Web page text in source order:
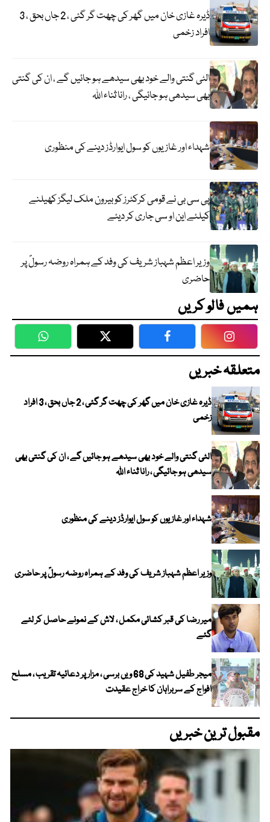
ڈیرہ غازی خان میں گھر کی چھت گر گئی ، 2 جاں بحق ، 3
افراد زخمی
الٹی گنتی والے خود بھی سیدھے ہو جائیں گے ، ان کی گنتی
بھی سیدھی ہو جائیگی ، رانا ثناء اللہ
شہداء اور غازیوں کو سول ایوارڈز دینے کی منظوری
پی سی بی نے قومی کرکٹرز کو بیرون ملک لیگز کھیلنے
کیلئے این او سی جاری کر دیئے
وزیر اعظم شہباز شریف کی وفد کے ہمراہ روضہ رسولؐ پر
حاضری
ہمیں فالو کریں
WhatsApp Twitter Facebook
متعلقہ خبریں
ڈیرہ غازی خان میں گھر کی چھت گر گئی ، 2 جاں بحق ، 3 افراد
زخمی
الٹی گنتی والے خود بھی سیدھے ہو جائیں گے ، ان کی گنتی بھی
سیدھی ہو جائیگی ، رانا ثناء اللہ
شہداء اور غازیوں کو سول ایوارڈز دینے کی منظوری
وزیر اعظم شہباز شریف کی وفد کے ہمراہ روضہ رسولؐ پر حاضری
میر رضا کی قبر کشائی مکمل ، لاش کے نمونے حاصل کر لئے
گئے
میجر طفیل شہید کی 68 ویں برسی ، مزار پر دعائیہ تقریب ، مسلح
افواج کے سربراہان کا خراج عقیدت
مقبول ترین خبریں